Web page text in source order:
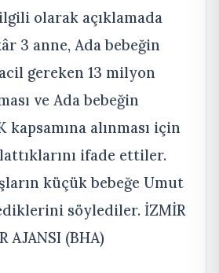
olarak açıklamada
3 anne, Ada bebeğin
gereken 13 milyon
ve Ada bebeğin
kapsamına alınması için
ifade ettiler.
küçük bebeğe Umut
söylediler. İZMİR
AJANSI (BHA)